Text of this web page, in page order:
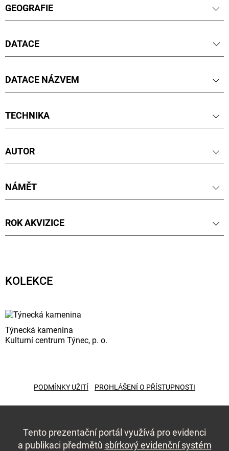
GEOGRAFIE
DATACE
DATACE NÁZVEM
TECHNIKA
AUTOR
NÁMĚT
ROK AKVIZICE
KOLEKCE
Týnecká kamenina
Kulturní centrum Týnec, p. o.
PODMÍNKY UŽITÍ PROHLÁŠENÍ O PŘÍSTUPNOSTI
Tento prezentační portál využívá pro evidenci
a publikaci předmětů sbírkový evidenční systém